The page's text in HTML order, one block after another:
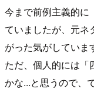
今まで前例主義的に
ていましたが、元ネ
がった気がしていま
ただ、個人的には「
かな...と思うので、